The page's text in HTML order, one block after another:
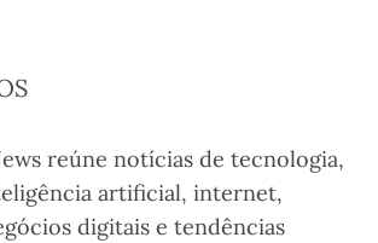
reúne notícias de tecnologia,
artificial, internet,
digitais e tendências